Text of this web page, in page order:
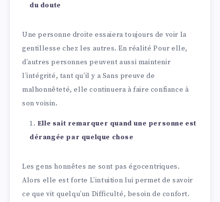
du doute
Une personne droite essaiera toujours de voir la
gentillesse chez les autres. En réalité Pour elle,
d’autres personnes peuvent aussi maintenir
l’intégrité, tant qu’il y a Sans preuve de
malhonnêteté, elle continuera à faire confiance à
son voisin.
Elle sait remarquer quand une personne est
dérangée par quelque chose
Les gens honnêtes ne sont pas égocentriques.
Alors elle est forte L’intuition lui permet de savoir
ce que vit quelqu’un Difficulté, besoin de confort.